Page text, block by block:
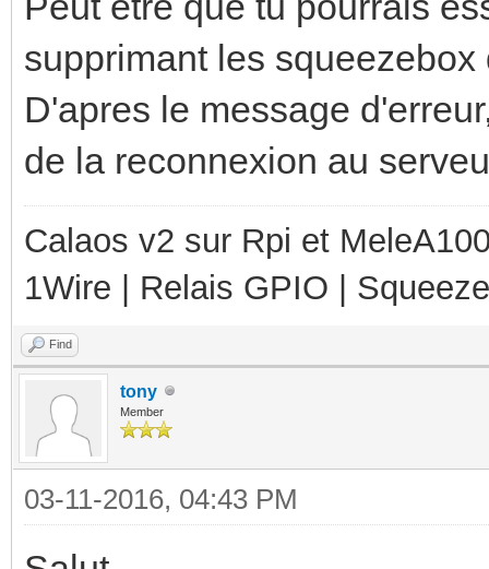
er*)() Main
Connection closed !
Feb 21 03:40:17 n450
zebox.cpp:258 void
er*)() Tryin
g to reconnect...
Feb 21 03:40:17 n450
ERR<246>:ecore
c_fail()
Feb 21 03:40:17
supprimant les squeezebox
D'apres le message
de la reconnexion au
Calaos v2 sur Rpi et
1Wire | Relais GPIO |
Find
tony
Member
03-11-2016, 04:43 PM